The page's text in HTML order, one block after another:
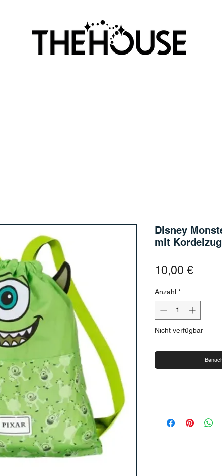
Disney
mit
10,00 €Preis
Anzahl *
Nicht verfügbar
-